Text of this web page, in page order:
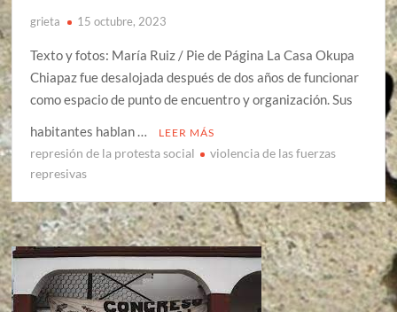
grieta 15 octubre, 2023
Texto y fotos: María Ruiz / Pie de Página La Casa Okupa
Chiapaz fue desalojada después de dos años de funcionar
como espacio de punto de encuentro y organización. Sus
habitantes hablan …
LEER MÁS
represión de la protesta social
violencia de las fuerzas
represivas